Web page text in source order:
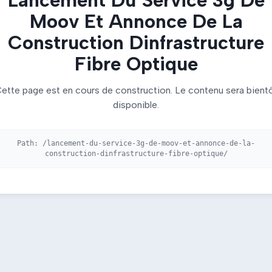
Moov Et Annonce De La
Construction Dinfrastructure
Fibre Optique
page est en cours de construction. Le contenu sera
disponible.
Path: /lancement-du-service-3g-de-moov-et-annonce-de-la-
construction-dinfrastructure-fibre-optique/